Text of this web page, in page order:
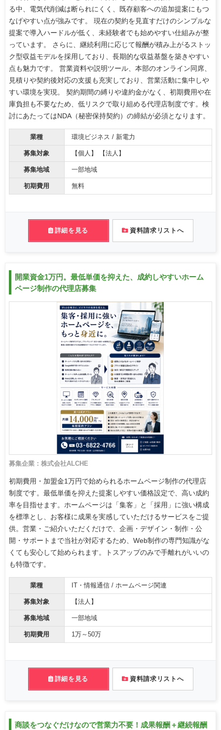
る中、電気代削減は断られにくく、既存顧客への追加提案にもつ
なげやすい点が強みです。 現在の契約を見直すだけのシンプルな
提案で導入ハードルが低く、未経験者でも始めやすい仕組みが整
っています。 さらに、継続利用に応じて報酬が積み上がるストッ
ク型収益モデルを採用しており、長期的な収益基盤を築きやすい
点も魅力です。 営業資料や説明ツール、本部のオンライン同席、
見積りや契約後対応の支援も充実しており、営業活動に集中しや
すい環境を実現。 契約期間の縛りや違約金がなく、初期費用や在
庫負担も不要なため、低リスクで取り組める代理店制度です。検
討にあたってはNDA（秘密保持契約）の締結が必須となります。
業種 環境ビジネス / 新電力
募集対象 【個人】 【法人】
募集地域 一部地域
初期費用 無料
詳細を見る 資料請求リストへ
開業資金1万円。最低単価を抑えた、成約しやすいホーム
ページ制作の代理店募集
募集企業：株式会社ALCHE
初期費用・加盟金1万円で始められるホームページ制作の代理店
制度です。最低単価を抑えた提案しやすい価格設定で、高い成約
率を目指せます。ホームページは「集客」と「採用」に強い構成
を標準とし、お客様に成果を実感していただけるサービスをご提
供。営業・ご紹介いただくだけで、企画・デザイン・制作・公
開・サポートまで当社が対応するため、Web制作の専門知識がな
くても安心して始められます。トスアップのみで手離れがいいの
も特徴です。
業種 IT・情報通信 / ホームページ関連
募集対象 【法人】
募集地域 一部地域
初期費用 1万～50万
詳細を見る 資料請求リストへ
商談をつなぐだけなので営業力不要！成果報酬＋継続報酬